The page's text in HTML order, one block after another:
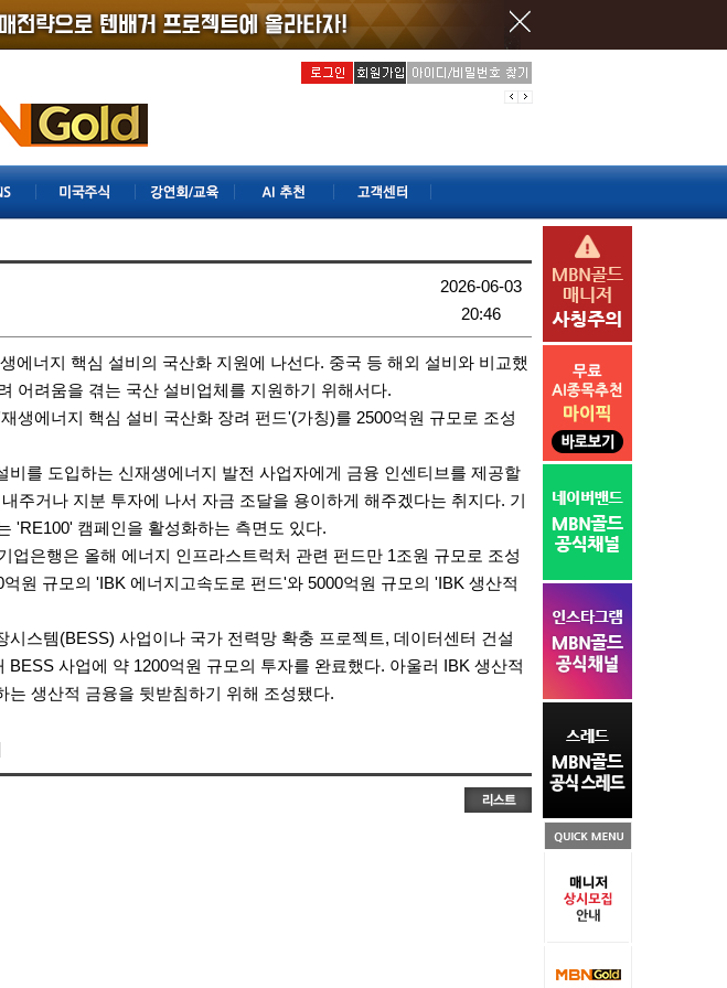
2026-06-03
20:46
에너지 핵심 설비의 국산화 지원에 나선다. 중국 등 해외 설비와 비교했
어려움을 겪는 국산 설비업체를 지원하기 위해서다.
생에너지 핵심 설비 국산화 장려 펀드'(가칭)를 2500억원 규모로 조성
비를 도입하는 신재생에너지 발전 사업자에게 금융 인센티브를 제공할
주거나 지분 투자에 나서 자금 조달을 용이하게 해주겠다는 취지다. 기
'RE100' 캠페인을 활성화하는 측면도 있다.
업은행은 올해 에너지 인프라스트럭처 관련 펀드만 1조원 규모로 조성
원 규모의 'IBK 에너지고속도로 펀드'와 5000억원 규모의 'IBK 생산적
스템(BESS) 사업이나 국가 전력망 확충 프로젝트, 데이터센터 건설
사업에 약 1200억원 규모의 투자를 완료했다. 아울러 IBK 생산적
는 생산적 금융을 뒷받침하기 위해 조성됐다.